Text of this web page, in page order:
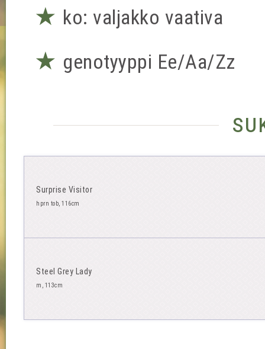
★ ko: valjakko vaativa
★ genotyyppi Ee/Aa/Zz
Surprise Visitor
hprn tob, 116cm
Steel Grey Lady
m, 113cm